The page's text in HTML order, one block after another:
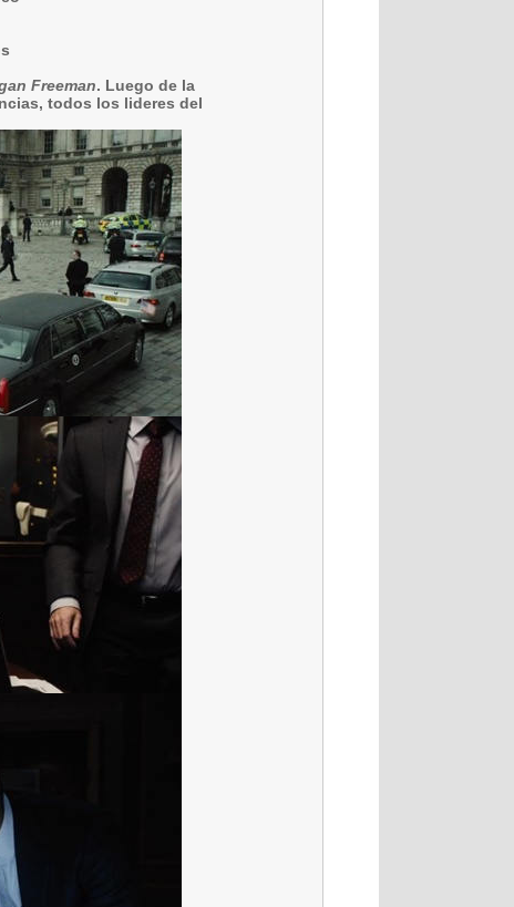
Freeman. Luego de la
todos los lideres del